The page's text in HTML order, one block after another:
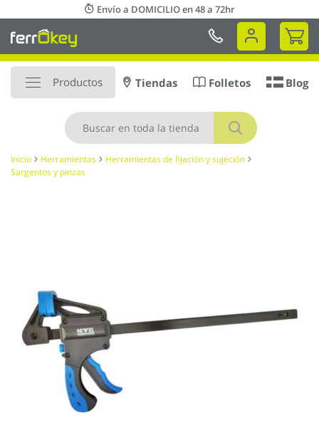
al
contenido
Envío a DOMICILIO en 48 a 72hr
Mi
Productos
Buscar
Tiendas Folletos Blog
Inicio Herramientas
Herramientas de fijación y sujeción
Sargentos y pinzas
imágenes